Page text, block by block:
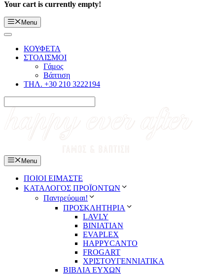
Your cart is currently empty!
Menu
ΚΟΥΦΕΤΑ
ΣΤΟΛΙΣΜΟΙ
Γάμος
Βάπτιση
ΤΗΛ. +30 210 3222194
Menu
ΠΟΙΟΙ ΕΙΜΑΣΤΕ
ΚΑΤΑΛΟΓΟΣ ΠΡΟΪΟΝΤΩΝ
Παντρεύομαι!
ΠΡΟΣΚΛΗΤΗΡΙΑ
LAVLY
BINIATIAN
EVAPLEX
HAPPYCANTO
FROGART
ΧΡΙΣΤΟΥΓΕΝΝΙΑΤΙΚΑ
ΒΙΒΛΙΑ ΕΥΧΩΝ